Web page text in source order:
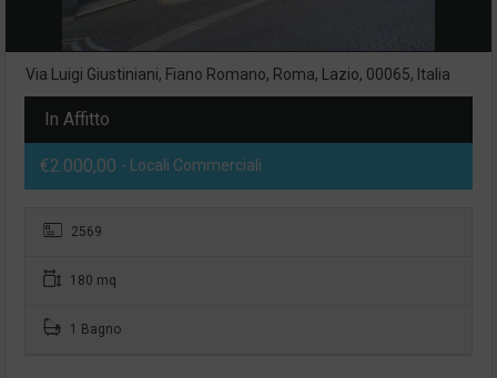
Via Luigi Giustiniani, Fiano Romano, Roma, Lazio, 00065, Italia
In Affitto
€2.000,00 - Locali Commerciali
2569
180 mq
1 Bagno